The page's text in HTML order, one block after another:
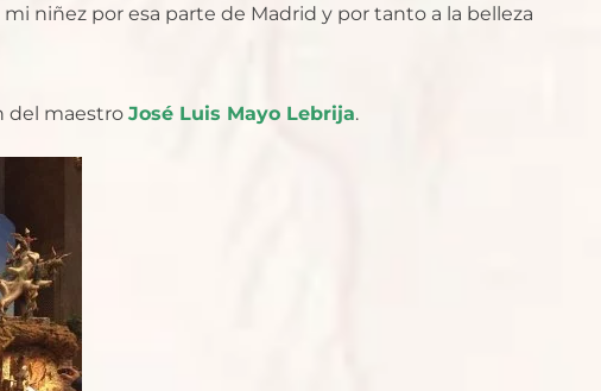
niñez por esa parte de Madrid y por tanto a la belleza
del maestro José Luis Mayo Lebrija.